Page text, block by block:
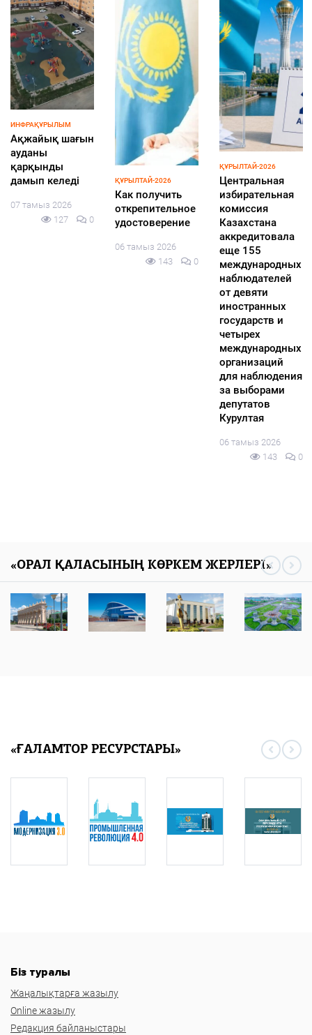
ИНФРАҚҰРЫЛЫМ
Ақжайық шағын
ауданы
қарқынды
дамып келеді
07 тамыз 2026
127
0
ҚҰРЫЛТАЙ-2026
Как получить
открепительное
удостоверение
06 тамыз 2026
143
0
ҚҰРЫЛТАЙ-2026
Центральная
избирательная
комиссия
Казахстана
аккредитовала
еще 155
международных
наблюдателей
от девяти
иностранных
государств и
четырех
международных
организаций
для наблюдения
за выборами
депутатов
Курултая
06 тамыз 2026
143
0
«ОРАЛ ҚАЛАСЫНЫҢ КӨРКЕМ ЖЕРЛЕРІ»
«ҒАЛАМТОР РЕСУРСТАРЫ»
Біз туралы
Жаңалықтарға жазылу
Online жазылу
Редакция байланыстары